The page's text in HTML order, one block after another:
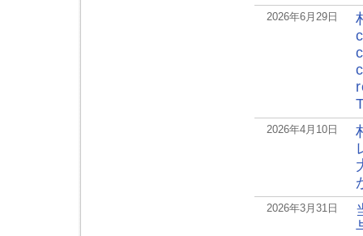
2026年6月29日
2026年4月10日
2026年3月31日